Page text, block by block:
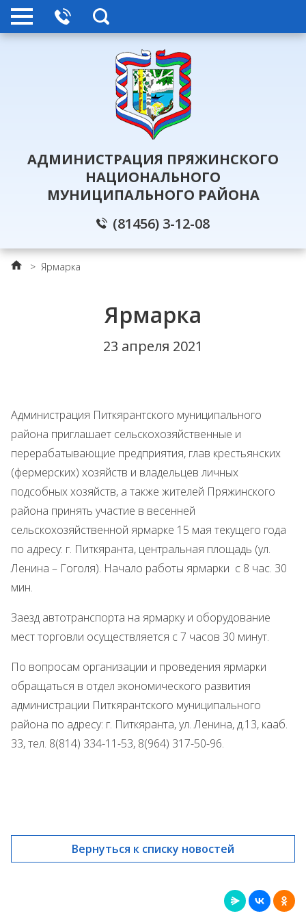
АДМИНИСТРАЦИЯ ПРЯЖИНСКОГО
НАЦИОНАЛЬНОГО
МУНИЦИПАЛЬНОГО РАЙОНА
(81456) 3-12-08
> Ярмарка
Ярмарка
23 апреля 2021
Администрация Питкярантского муниципального
района приглашает сельскохозяйственные и
перерабатывающие предприятия, глав крестьянских
(фермерских) хозяйств и владельцев личных
подсобных хозяйств, а также жителей Пряжинского
района принять участие в весенней
сельскохозяйственной ярмарке 15 мая текущего года
по адресу: г. Питкяранта, центральная площадь (ул.
Ленина – Гоголя). Начало работы ярмарки с 8 час. 30
мин.
Заезд автотранспорта на ярмарку и оборудование
мест торговли осуществляется с 7 часов 30 минут.
По вопросам организации и проведения ярмарки
обращаться в отдел экономического развития
администрации Питкярантского муниципального
района по адресу: г. Питкяранта, ул. Ленина, д.13, кааб.
33, тел. 8(814) 334-11-53, 8(964) 317-50-96.
Вернуться к списку новостей